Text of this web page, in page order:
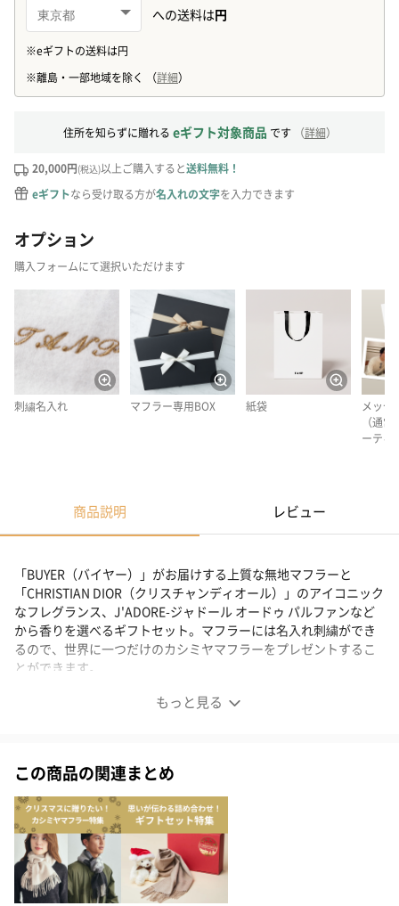
住所を知らずに贈れる eギフト対象商品 です （詳細）
20,000円(税込)以上ご購入すると送料無料！
eギフトなら受け取る方が名入れの文字を入力できます
オプション
購入フォームにて選択いただけます
刺繍名入れ マフラー専用BOX 紙袋
メッセ
（通
ーティ
商品説明 レビュー
もっと見る
「BUYER（バイヤー）」がお届けする上質な無地マフラーと
「CHRISTIAN DIOR（クリスチャンディオール）」のアイコニック
なフレグランス、J'ADORE-ジャドール オードゥ パルファンなど
から香りを選べるギフトセット。マフラーには名入れ刺繍ができ
るので、世界に一つだけのカシミヤマフラーをプレゼントするこ
とができます。
香りがフレッシュなうちに使いきれる、ギフトに最適な5mlサイ
ズのフレグランスをお届け。
アイコニックなフレグランス、ジャドール オードゥ パルファン
は、ディオールの偉大なフェミニン フローラル フレグランスで
この商品の関連まとめ